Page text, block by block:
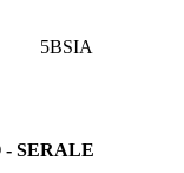
5BSIA
SERALE